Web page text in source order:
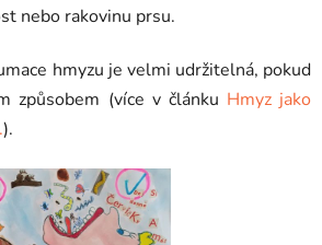
nebo rakovinu prsu.
hmyzu je velmi udržitelná, pokud
způsobem (více v článku Hmyz jako
).